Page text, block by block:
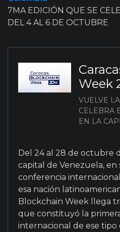
7MA EDICIÓN QUE SE
DEL 4 AL 6 DE OCTUBRE
Week
VUELVE
CELEBRA
EN LA
Del 24 al 28 de octubre
capital de Venezuela, en
conferencia
esa nación
Blockchain Week llega
que constituyó la
internacional de ese tipo